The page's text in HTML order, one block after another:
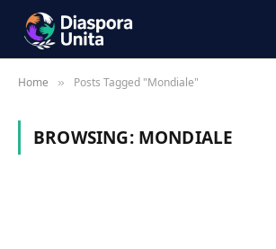
Home » Posts Tagged "Mondiale"
BROWSING: MONDIALE